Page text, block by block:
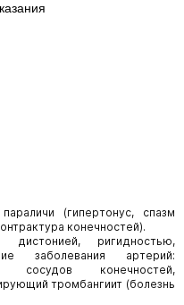
(гипертонус, спазм
конечностей).
дистонией, ригидностью,
заболевания артерий:
сосудов конечностей,
тромбангиит (болезнь